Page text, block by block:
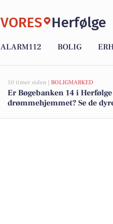
VORES Herfølge
ALARM112 BOLIG
10 timer siden | BOLIGMARKED
Er Bøgebanken 14 i Herfølge
drømmehjemmet? Se de